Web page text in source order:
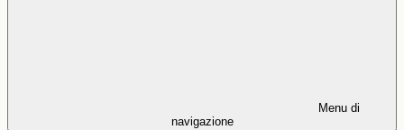
Menu di
navigazione